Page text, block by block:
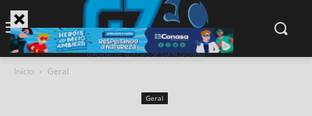
Início Geral
Geral
modal-check